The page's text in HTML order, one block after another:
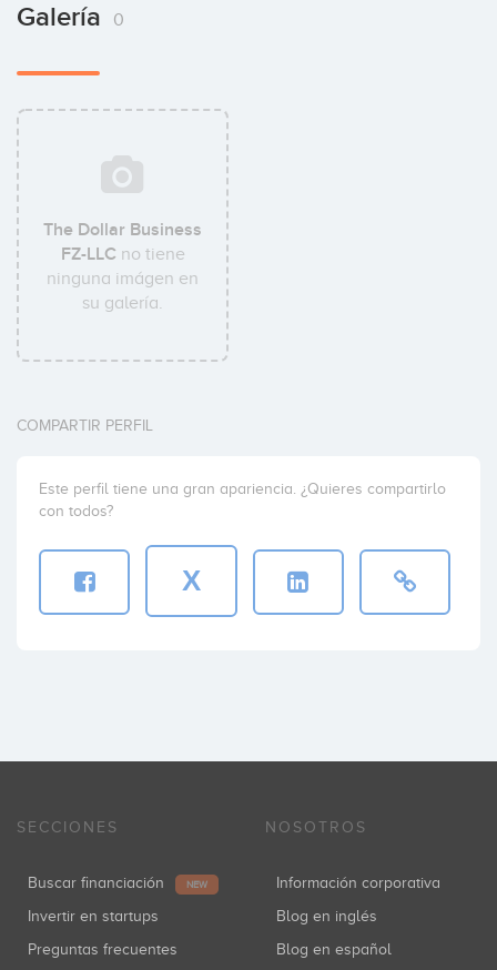
Galería 0
The Dollar Business
FZ-LLC no tiene
ninguna imágen en
su galería.
COMPARTIR PERFIL
Este perfil tiene una gran apariencia. ¿Quieres compartirlo
con todos?
X
SECCIONES
Buscar financiación NEW
Invertir en startups
Preguntas frecuentes
NOSOTROS
Información corporativa
Blog en inglés
Blog en español